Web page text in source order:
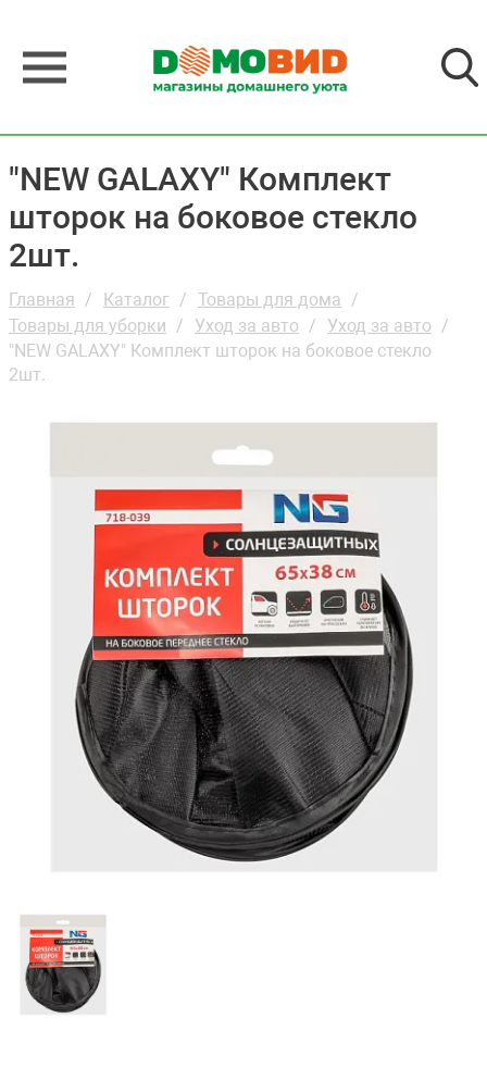
"NEW GALAXY" Комплект
шторок на боковое стекло
2шт.
Главная Каталог
Товары для дома
Товары для уборки
Уход за авто
Уход за авто
"NEW GALAXY" Комплект шторок на боковое стекло
2шт.